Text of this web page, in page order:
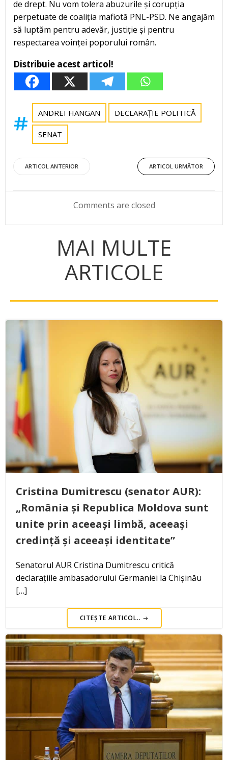
de drept. Nu vom tolera abuzurile și corupția
perpetuate de coaliția mafiotă PNL-PSD. Ne angajăm
să luptăm pentru adevăr, justiție și pentru
respectarea voinței poporului român.
Distribuie acest articol!
ANDREI HANGAN DECLARAȚIE POLITICĂ
SENAT
Post
navigation
ARTICOL ANTERIOR
Post
navigation
ARTICOL URMĂTOR
Comments are closed
MAI MULTE
ARTICOLE
Cristina Dumitrescu (senator AUR):
„România și Republica Moldova sunt
unite prin aceeași limbă, aceeași
credință și aceeași identitate”
Senatorul AUR Cristina Dumitrescu critică
declarațiile ambasadorului Germaniei la Chișinău
[…]
CITEȘTE ARTICOL..